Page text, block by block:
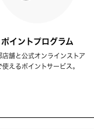
ポイントプログラム
店舗と公式オンラインストア
使えるポイントサービス。